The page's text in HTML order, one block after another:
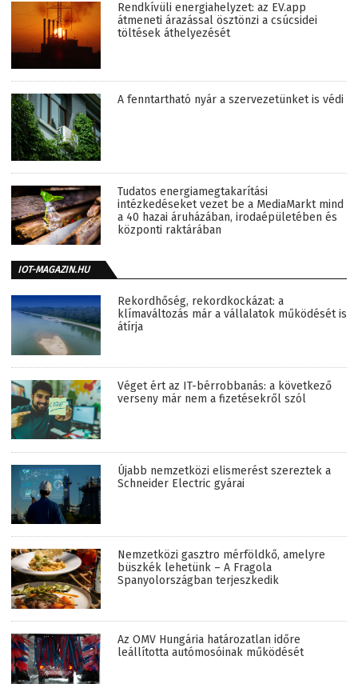
Rendkívüli energiahelyzet: az EV.app
átmeneti árazással ösztönzi a csúcsidei
töltések áthelyezését
A fenntartható nyár a szervezetünket is védi
Tudatos energiamegtakarítási
intézkedéseket vezet be a MediaMarkt mind
a 40 hazai áruházában, irodaépületében és
központi raktárában
IOT-MAGAZIN.HU
Rekordhőség, rekordkockázat: a
klímaváltozás már a vállalatok működését is
átírja
Véget ért az IT-bérrobbanás: a következő
verseny már nem a fizetésekről szól
Újabb nemzetközi elismerést szereztek a
Schneider Electric gyárai
Nemzetközi gasztro mérföldkő, amelyre
büszkék lehetünk – A Fragola
Spanyolországban terjeszkedik
Az OMV Hungária határozatlan időre
leállította autómosóinak működését